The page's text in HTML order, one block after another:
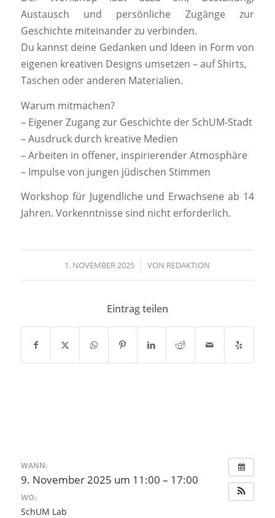
Austausch und persönliche Zugänge zur
Geschichte miteinander zu verbinden.
Du kannst deine Gedanken und Ideen in Form von
eigenen kreativen Designs umsetzen – auf Shirts,
Taschen oder anderen Materialien.
Warum mitmachen?
– Eigener Zugang zur Geschichte der SchUM-Stadt
– Ausdruck durch kreative Medien
– Arbeiten in offener, inspirierender Atmosphäre
– Impulse von jungen jüdischen Stimmen
Workshop für Jugendliche und Erwachsene ab 14
Jahren. Vorkenntnisse sind nicht erforderlich.
1. NOVEMBER 2025
/ VON REDAKTION
Eintrag teilen
WANN:
9. November 2025 um 11:00 – 17:00
WO:
SchUM Lab